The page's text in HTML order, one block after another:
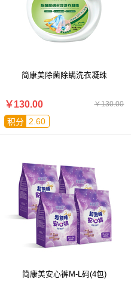
简康美除菌除螨洗衣凝珠
￥130.00
￥130.00
积分 2.60
简康美安心裤M-L码(4包)